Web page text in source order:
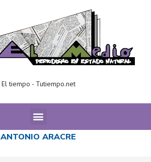
El tiempo - Tutiempo.net
Posts tagged with "Antonio Aracre"
ANTONIO ARACRE